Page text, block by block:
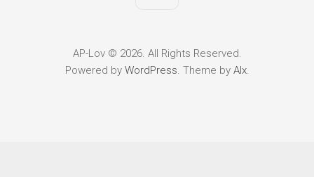
AP-Lov © 2026. All Rights Reserved.
Powered by WordPress. Theme by Alx.